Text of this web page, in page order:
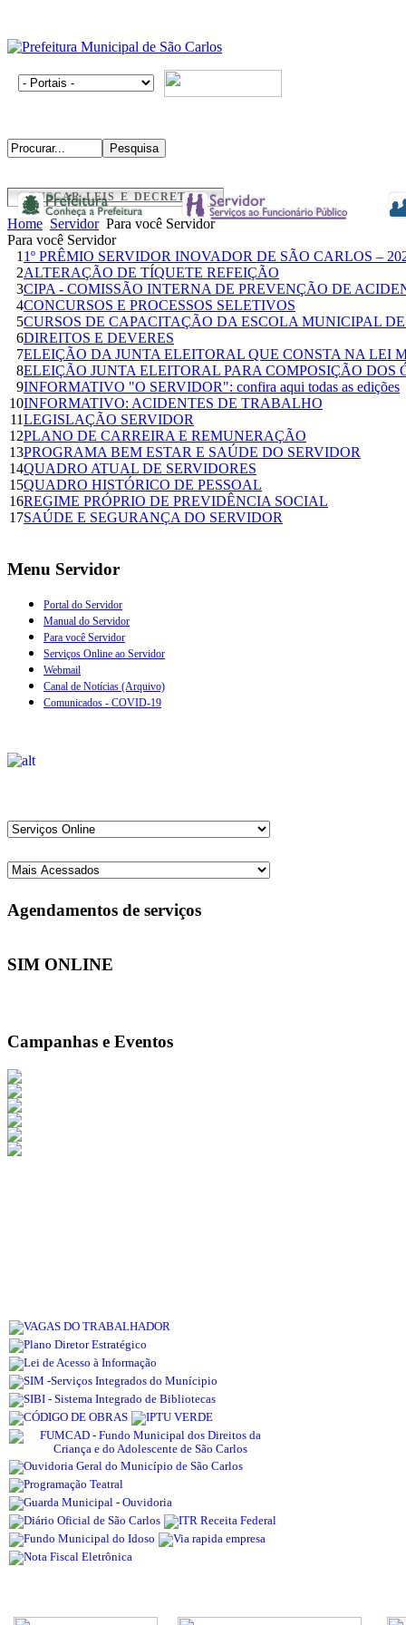
BUSCAR LEIS E DECRETOS
Home Servidor Para você Servidor
Para você Servidor
1 1º PRÊMIO SERVIDOR INOVADOR DE SÃO CARLOS –
2ALTERAÇÃO DE TÍQUETE REFEIÇÃO
3CIPA - COMISSÃO INTERNA DE PREVENÇÃO DE
4CONCURSOS E PROCESSOS SELETIVOS
5CURSOS DE CAPACITAÇÃO DA ESCOLA MUNICIPAL
6DIREITOS E DEVERES
7ELEIÇÃO DA JUNTA ELEITORAL QUE CONSTA NA LEI
8ELEIÇÃO JUNTA ELEITORAL PARA COMPOSIÇÃO DOS
9INFORMATIVO "O SERVIDOR": confira aqui todas as edições
10INFORMATIVO: ACIDENTES DE TRABALHO
11LEGISLAÇÃO SERVIDOR
12PLANO DE CARREIRA E REMUNERAÇÃO
13PROGRAMA BEM ESTAR E SAÚDE DO SERVIDOR
14QUADRO ATUAL DE SERVIDORES
15QUADRO HISTÓRICO DE PESSOAL
16REGIME PRÓPRIO DE PREVIDÊNCIA SOCIAL
17SAÚDE E SEGURANÇA DO SERVIDOR
Menu Servidor
Portal do Servidor
Manual do Servidor
Para você Servidor
Serviços Online ao Servidor
Webmail
Canal de Notícias (Arquivo)
Comunicados - COVID-19
Agendamentos de serviços
SIM ONLINE
Campanhas e Eventos